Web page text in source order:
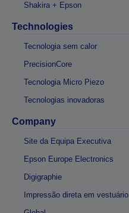
Shakira + Epson
Technologies
Tecnologia sem calor
PrecisionCore
Tecnologia Micro Piezo
Tecnologias inovadoras
Company
Site da Equipa Executiva
Epson Europe Electronics
Digigraphie
Impressão direta em vestuário